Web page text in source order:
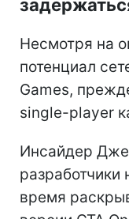
Несмотря на
потенциал
Games,
single-player
Инсайдер
время